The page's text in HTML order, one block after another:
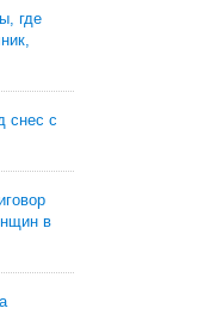
где
снес с
в